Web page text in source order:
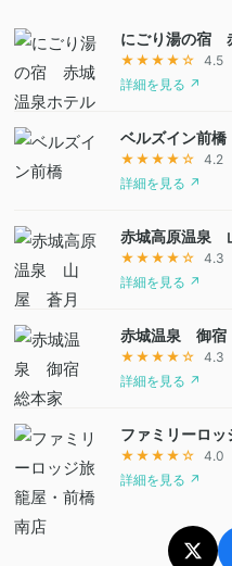
にごり湯の宿
★★★★☆
4.5
詳細を見る ↗
ベルズイン前橋
★★★★☆
4.2
詳細を見る ↗
赤城高原温泉
★★★★☆
4.3
詳細を見る ↗
赤城温泉 御
★★★★☆
4.3
詳細を見る ↗
ファミリーロ
★★★★☆
4.0
詳細を見る ↗